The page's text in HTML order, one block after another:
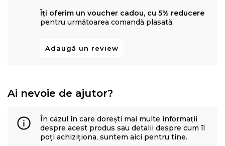
Îți oferim un voucher cadou, cu 5% reducere
pentru următoarea comandă plasată.
Adaugă un review
Ai nevoie de ajutor?
În cazul în care dorești mai multe informații
despre acest produs sau detalii despre cum îl
poți achiziționa, suntem aici pentru tine.